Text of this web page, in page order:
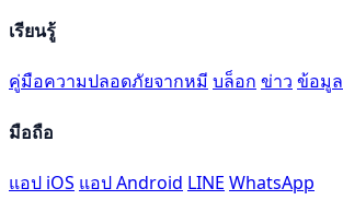
เรียนรู้
คู่มือความปลอดภัยจากหมี บล็อก ข่าว ข้อมูล
มือถือ
แอป iOS แอป Android LINE WhatsApp